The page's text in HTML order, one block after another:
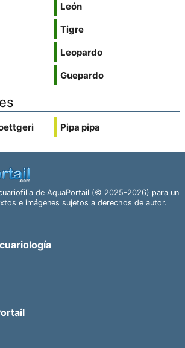
León
Tigre
Leopardo
Guepardo
Pipa pipa
de AquaPortail (© 2025-2026) para un
e imágenes sujetos a derechos de autor.